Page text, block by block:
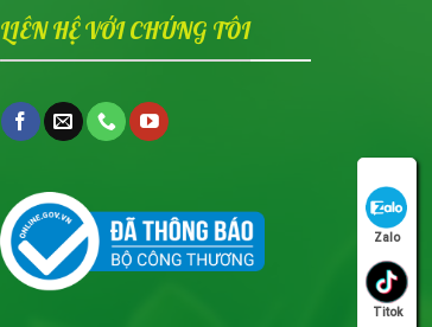
LIÊN HỆ VỚI CHÚNG TÔI
Zalo
Titok